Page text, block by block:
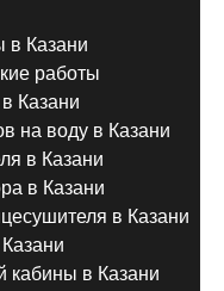
в Казани
работы
Казани
на воду в Казани
в Казани
в Казани
в Казани
кабины в Казани